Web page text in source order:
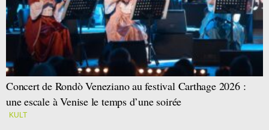
Concert de Rondò Veneziano au festival Carthage 2026 :
une escale à Venise le temps d’une soirée
KULT